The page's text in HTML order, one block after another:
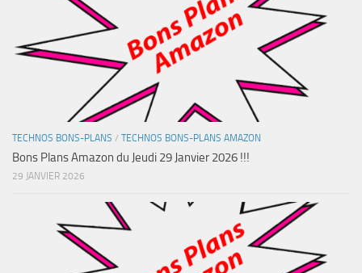
TECHNOS BONS-PLANS / TECHNOS BONS-PLANS AMAZON
Bons Plans Amazon du Jeudi 29 Janvier 2026 !!!
29 JANVIER 2026